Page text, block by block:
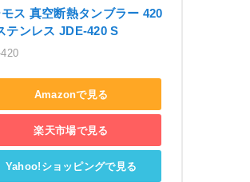
ス 真空断熱タンブラー 420
テンレス JDE-420 S
Amazonで見る
楽天市場で見る
Yahoo!ショッピングで見る